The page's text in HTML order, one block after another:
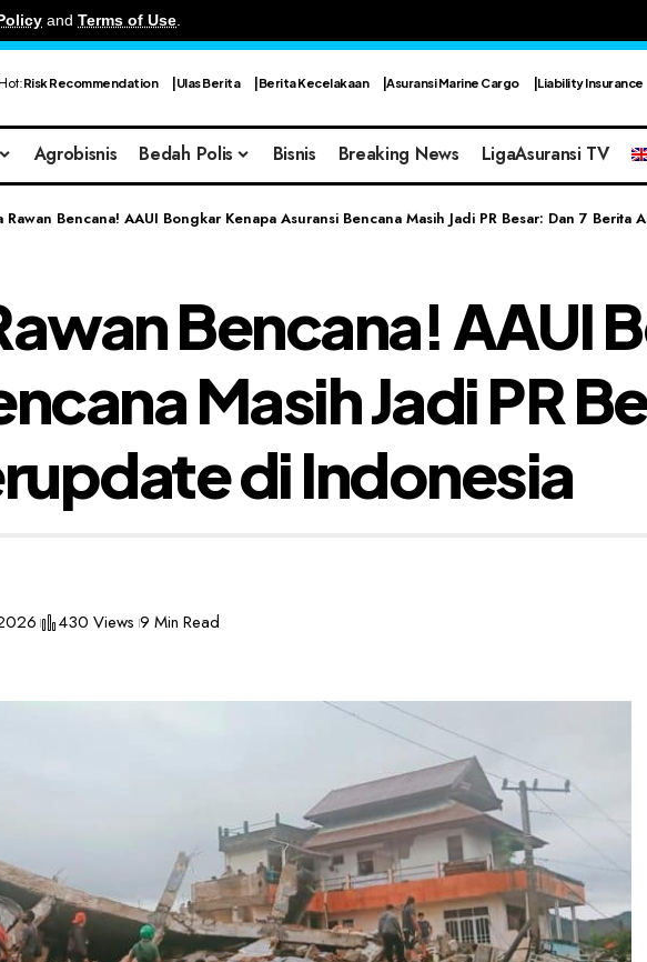
and Terms of Use.
Risk Recommendation Ulas Berita Berita Kecelakaan Asuransi Marine Cargo Liability Insurance
Agrobisnis Bedah Polis Bisnis Breaking News LigaAsuransi TV
Rawan Bencana! AAUI Bongkar Kenapa Asuransi Bencana Masih Jadi PR Besar: Dan 7
Bencana! AAUI
Masih Jadi PR
di Indonesia
430 Views 9 Min Read